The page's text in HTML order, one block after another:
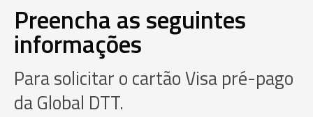
Preencha as seguintes
informações
Para solicitar o cartão Visa pré-pago
da Global DTT.